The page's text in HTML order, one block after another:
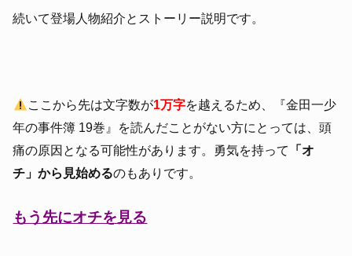
続いて登場人物紹介とストーリー説明です。
ここから先は文字数が1万字を越えるため、『金田一少
年の事件簿 19巻』を読んだことがない方にとっては、頭
痛の原因となる可能性があります。勇気を持って
「オ
チ」から見始めるのもありです。
もう先にオチを見る